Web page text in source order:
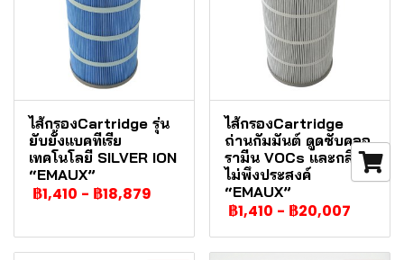
ไส้กรองCartridge รุ่น
ยับยั้งแบคทีเรีย
เทคโนโลยี SILVER ION
“EMAUX”
฿1,410 - ฿18,879
ไส้กรองCartridge
ถ่านกัมมันต์ ดูดซับคลอ
รามีน VOCs และกลิ่น
ไม่พึงประสงค์
“EMAUX”
฿1,410 - ฿20,007